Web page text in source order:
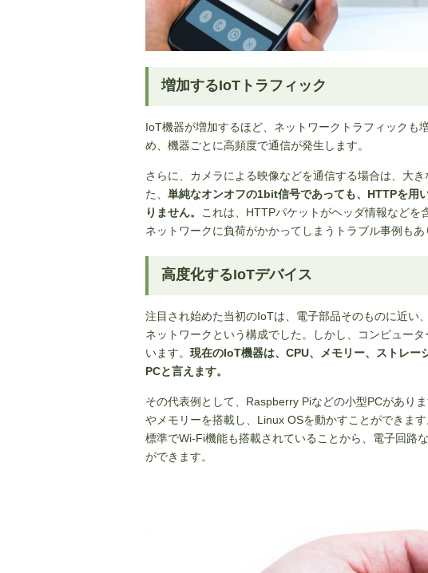
増加するIoTトラフィック
IoT機器が増加するほど、ネットワークトラフィックも
め、機器ごとに高頻度で通信が発生します。
さらに、カメラによる映像などを通信する場合は、大
た、 単純なオンオフの1bit信号であっても、HTTPを用
りません。
これは、HTTPパケットがヘッダ情報など
ネットワークに負荷がかかってしまうトラブル事例もあ
高度化するIoTデバイス
注目され始めた当初のIoTは、電子部品そのものに近い
ネットワークという構成でした。しかし、コンピュー
います。 現在のIoT機器は、CPU、メモリー、ストレ
PCと言えます。
その代表例として、Raspberry Piなどの小型PCがあり
やメモリーを搭載し、Linux OSを動かすことができま
標準でWi-Fi機能も搭載されていることから、電子回路
ができます。